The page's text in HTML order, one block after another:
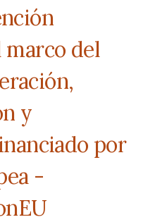
del
y
por
-